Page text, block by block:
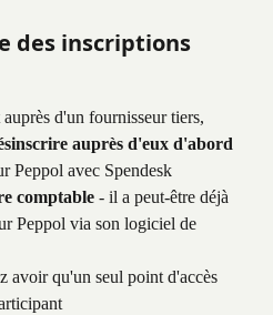
des inscriptions
d'un fournisseur tiers,
auprès d'eux d'abord
Peppol avec Spendesk
comptable - il a peut-être déjà
Peppol via son logiciel de
avoir qu'un seul point d'accès